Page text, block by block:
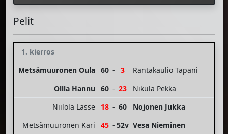
Pelit
1. kierros
Metsämuuronen Oula
60 - 3
Rantakaulio Tapani
Ollla Hannu
60 - 23
Nikula Pekka
Niilola Lasse
18 - 60
Nojonen Jukka
Metsämuuronen Kari
45 - 52v Vesa Nieminen